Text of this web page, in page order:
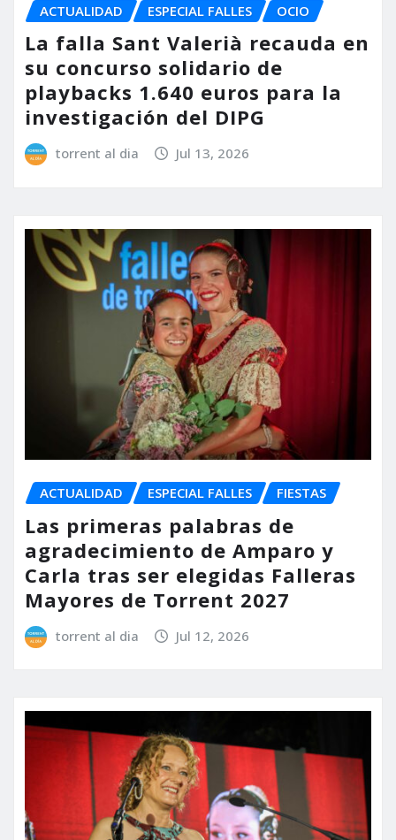
ACTUALIDAD ESPECIAL FALLES OCIO
La falla Sant Valerià recauda en
su concurso solidario de
playbacks 1.640 euros para la
investigación del DIPG
torrent al dia Jul 13, 2026
ACTUALIDAD ESPECIAL FALLES FIESTAS
Las primeras palabras de
agradecimiento de Amparo y
Carla tras ser elegidas Falleras
Mayores de Torrent 2027
torrent al dia Jul 12, 2026